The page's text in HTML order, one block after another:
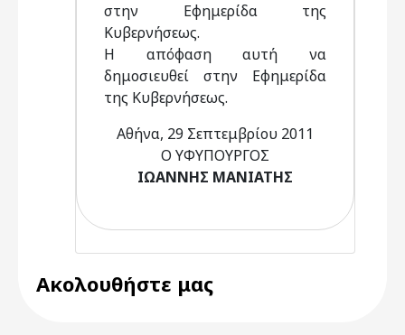
στην Εφημερίδα της
Κυβερνήσεως.
Η απόφαση αυτή να
δημοσιευθεί στην Εφημερίδα
της Κυβερνήσεως.
Αθήνα, 29 Σεπτεμβρίου 2011
Ο ΥΦΥΠΟΥΡΓΟΣ
ΙΩΑΝΝΗΣ ΜΑΝΙΑΤΗΣ
Ακολουθήστε μας